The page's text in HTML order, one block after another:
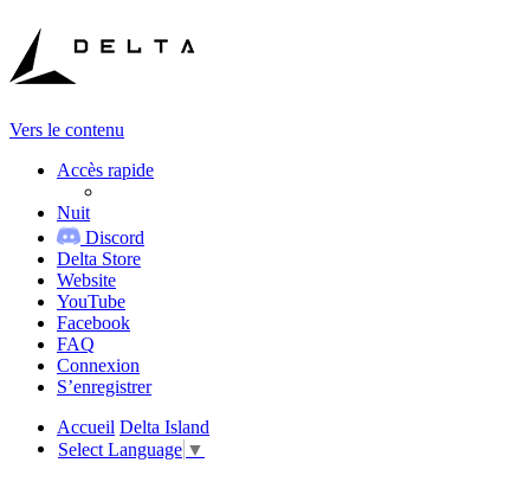
Vers le contenu
Accès rapide
Nuit
Discord
Delta Store
Website
YouTube
Facebook
FAQ
Connexion
S’enregistrer
Accueil Delta Island
Select Language ▼